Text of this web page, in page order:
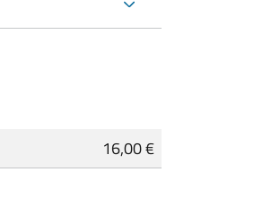
16,00 €